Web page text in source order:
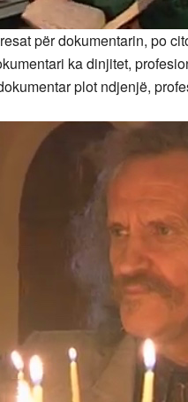
për dokumentarin, po
ka dinjitet,
plot ndjenjë,